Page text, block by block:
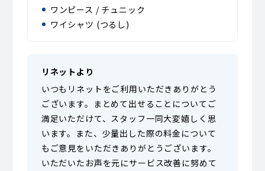
ワンピース / チュニック
ワイシャツ (つるし)
リネットより
いつもリネットをご利用いただきありがとう
ございます。まとめて出せることについてご
満足いただけて、スタッフ一同大変嬉しく思
います。また、少量出した際の料金について
もご意見をいただきありがとうございます。
いただいたお声を元にサービス改善に努めて